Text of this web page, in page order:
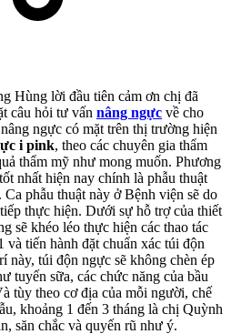
Hùng lời đầu tiên cảm ơn chị đã
câu hỏi tư vấn nâng ngực về cho
ngực có mặt trên thị trường hiện
i pink, theo các chuyên gia thẩm
thẩm mỹ như mong muốn. Phương
nhất hiện nay chính là phẫu thuật
phẫu thuật này ở Bệnh viện sẽ do
thực hiện. Dưới sự hỗ trợ của thiết
sẽ khéo léo thực hiện các thao tác
và tiến hành đặt chuẩn xác túi độn
túi độn ngực sẽ không chèn ép
tuyến sữa, các chức năng của bầu
tùy theo cơ địa của mỗi người, chế
khoảng 1 đến 3 tháng là chị Quỳnh
săn chắc và quyến rũ như ý.